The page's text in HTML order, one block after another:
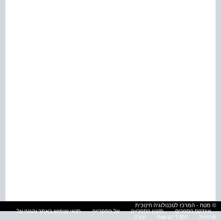
© מטח - המרכז לטכנולוגיה חינוכית
אינדקס הספרים
תקנון הספרייה על הספרייה
תנאי שימוש באתר והגנה על
פרטיות
הסדרי נגישות עזרה